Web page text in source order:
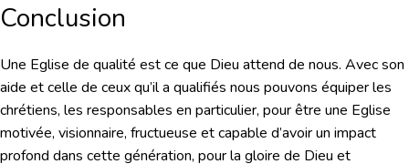
Conclusion
Une Eglise de qualité est ce que Dieu attend de nous. Avec son
aide et celle de ceux qu’il a qualifiés nous pouvons équiper les
chrétiens, les responsables en particulier, pour être une Eglise
motivée, visionnaire, fructueuse et capable d’avoir un impact
profond dans cette génération, pour la gloire de Dieu et